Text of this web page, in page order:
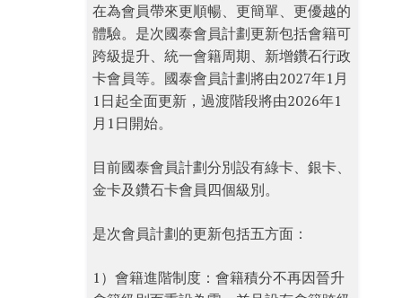
在為會員帶來更順暢、更簡單、更優越的
體驗。是次國泰會員計劃更新包括會籍可
跨級提升、統一會籍周期、新增鑽石行政
卡會員等。國泰會員計劃將由2027年1月
1日起全面更新，過渡階段將由2026年1
月1日開始。
目前國泰會員計劃分別設有綠卡、銀卡、
金卡及鑽石卡會員四個級別。
是次會員計劃的更新包括五方面：
1）會籍進階制度：會籍積分不再因晉升